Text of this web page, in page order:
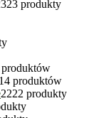
23 produkty
produktów
14 produktów
2222 produkty